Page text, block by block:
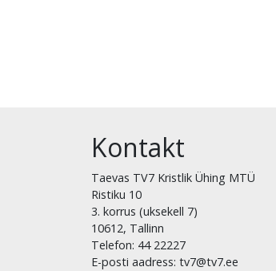
Kontakt
Taevas TV7 Kristlik Ühing MTÜ
Ristiku 10
3. korrus (uksekell 7)
10612, Tallinn
Telefon: 44 22227
E-posti aadress: tv7@tv7.ee